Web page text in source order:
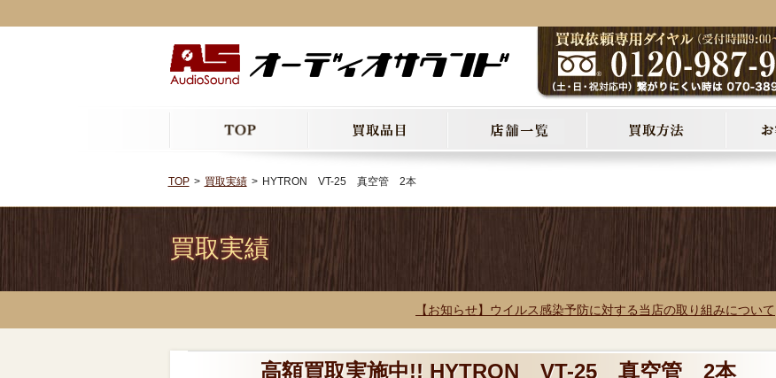
TOP 買取実績 HYTRON VT-25 真空管 2本
買取実績
【お知らせ】ウイルス感染予防に対する当店の取り組みについて
高額買取実施中!! HYTRON VT-25 真空管 2本